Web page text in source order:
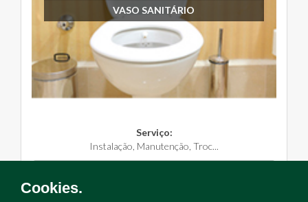
VASO SANITÁRIO
Serviço:
Instalação, Manutenção, Troc...
Cookies.